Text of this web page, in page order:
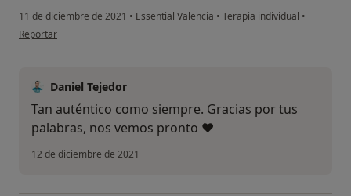
11 de diciembre de 2021 • Essential Valencia • Terapia individual •
en opinión del usuario Camilo
Reportar
Daniel Tejedor
Tan auténtico como siempre. Gracias por tus
palabras, nos vemos pronto ♥️
12 de diciembre de 2021